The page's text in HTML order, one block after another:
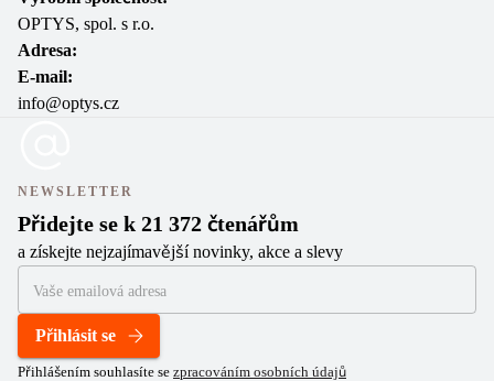
OPTYS, spol. s r.o.
Adresa:
E-mail:
info@optys.cz
NEWSLETTER
Přidejte se k 21 372 čtenářům
a získejte nejzajímavější novinky, akce a slevy
Přihlásit se
Přihlášením souhlasíte se zpracováním osobních údajů